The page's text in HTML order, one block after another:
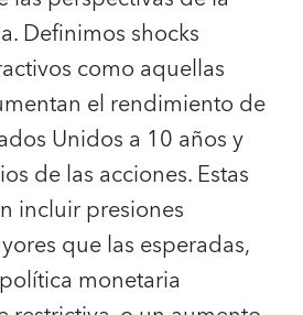
Definimos shocks
como aquellas
el rendimiento de
Unidos a 10 años y
de las acciones. Estas
incluir presiones
que las esperadas,
monetaria